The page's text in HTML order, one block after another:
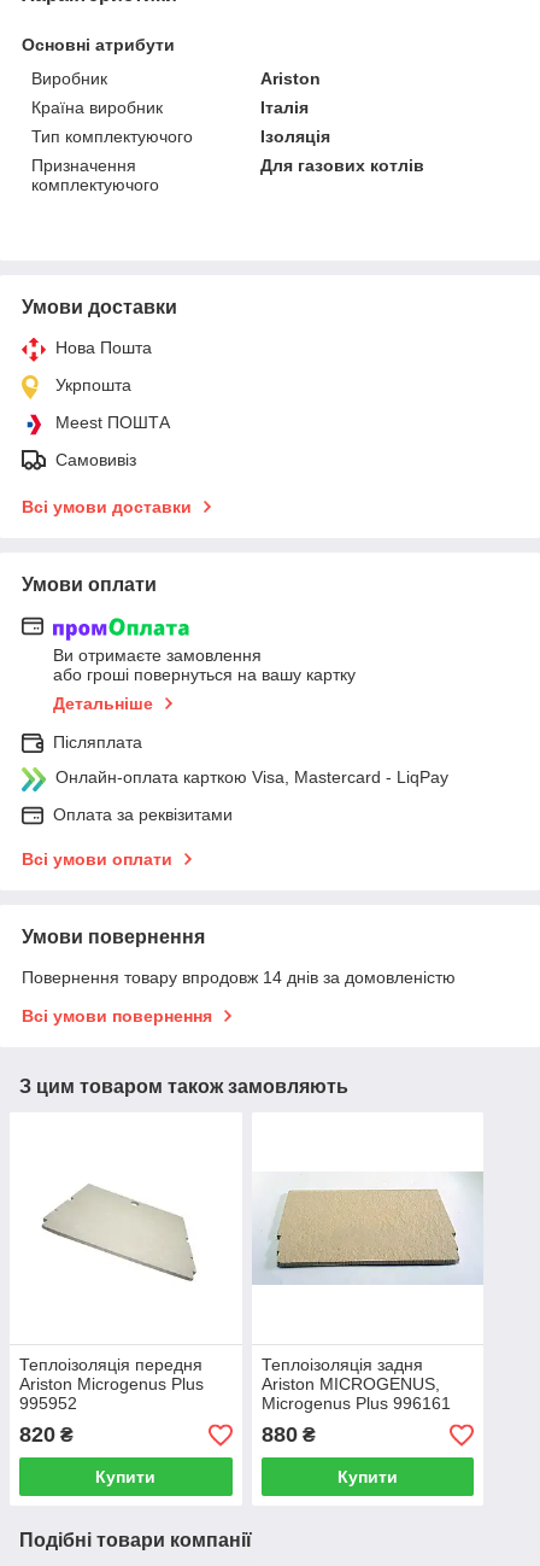
Основні атрибути
Виробник
Ariston
Країна виробник
Італія
Тип комплектуючого
Ізоляція
Призначення
комплектуючого
Для газових котлів
Умови доставки
Нова Пошта
Укрпошта
Meest ПОШТА
Самовивіз
Всі умови доставки
Умови оплати
Ви отримаєте замовлення
або гроші повернуться на вашу картку
Детальніше
Післяплата
Онлайн-оплата карткою Visa, Mastercard - LiqPay
Оплата за реквізитами
Всі умови оплати
Умови повернення
Повернення товару впродовж 14 днів за домовленістю
Всі умови повернення
З цим товаром також замовляють
Теплоізоляція передня
Ariston Microgenus Plus
995952
820 ₴
Купити
Теплоізоляція задня
Ariston MICROGENUS,
Microgenus Plus 996161
880₴
Купити
Подібні товари компанії